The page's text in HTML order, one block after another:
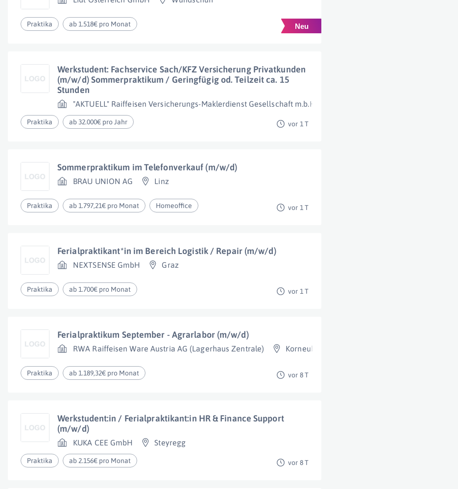
Praktika ab 1.518€ pro Monat
Werkstudent: Fachservice Sach/KFZ Versicherung Privatkunden
(m/w/d) Sommerpraktikum / Geringfügig od. Teilzeit ca. 15
Stunden
"AKTUELL" Raiffeisen Versicherungs-Maklerdienst Gesellschaft m.b.H.
Praktika ab 32.000€ pro Jahr vor 1 T
Sommerpraktikum im Telefonverkauf (m/w/d)
BRAU UNION AG Linz
Praktika ab 1.797,21€ pro Monat Homeoffice vor 1 T
Ferialpraktikant*in im Bereich Logistik / Repair (m/w/d)
NEXTSENSE GmbH Graz
Praktika ab 1.700€ pro Monat vor 1 T
Ferialpraktikum September - Agrarlabor (m/w/d)
RWA Raiffeisen Ware Austria AG (Lagerhaus Zentrale) Korneuburg
Praktika ab 1.189,32€ pro Monat vor 8 T
Werkstudent:in / Ferialpraktikant:in HR & Finance Support
(m/w/d)
KUKA CEE GmbH Steyregg
Praktika ab 2.156€ pro Monat vor 8 T